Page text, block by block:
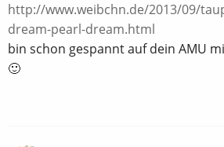
http://www.weibchn.de/2013/09/
dream-pearl-dream.html
bin schon gespannt auf dein AMU
🙂